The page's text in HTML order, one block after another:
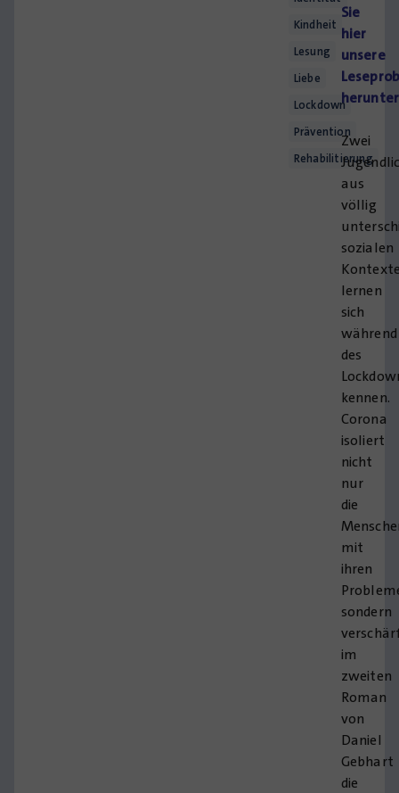
Kindheit
Lesung
Liebe
Lockdown
Prävention
Rehabilitierung
Sie
hier
unsere
Zwei
aus
völlig
sozialen
lernen
sich
während
des
kennen.
Corona
isoliert
nicht
nur
die
mit
ihren
sondern
im
zweiten
Roman
von
Daniel
Gebhart
die